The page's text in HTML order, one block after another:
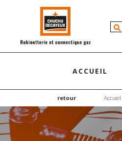
ACCUEIL
retour Accueil